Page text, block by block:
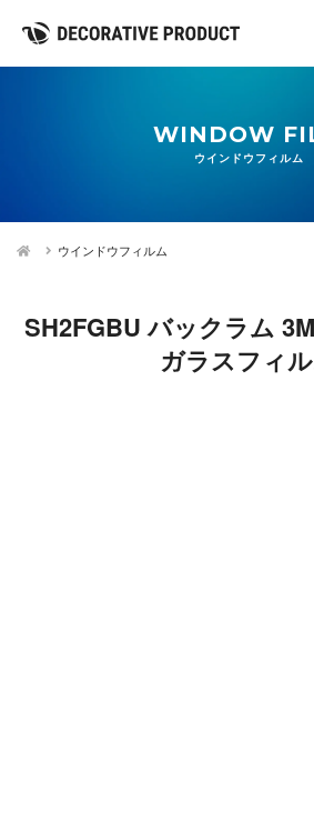
WINDOW
ウインドウフィルム
ウインドウフィルム
SH2FGBU バックラム
ガラスフィ